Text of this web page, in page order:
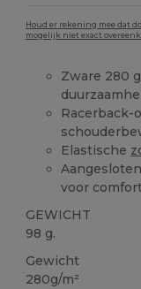
Houd er rekening mee dat
mogelijk niet exact
Zware 280
Elastische
voor
GEWICHT
98 g.
Gewicht
280g/m²